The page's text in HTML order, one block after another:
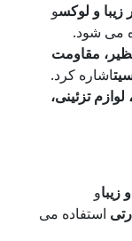
و
کرد.
می